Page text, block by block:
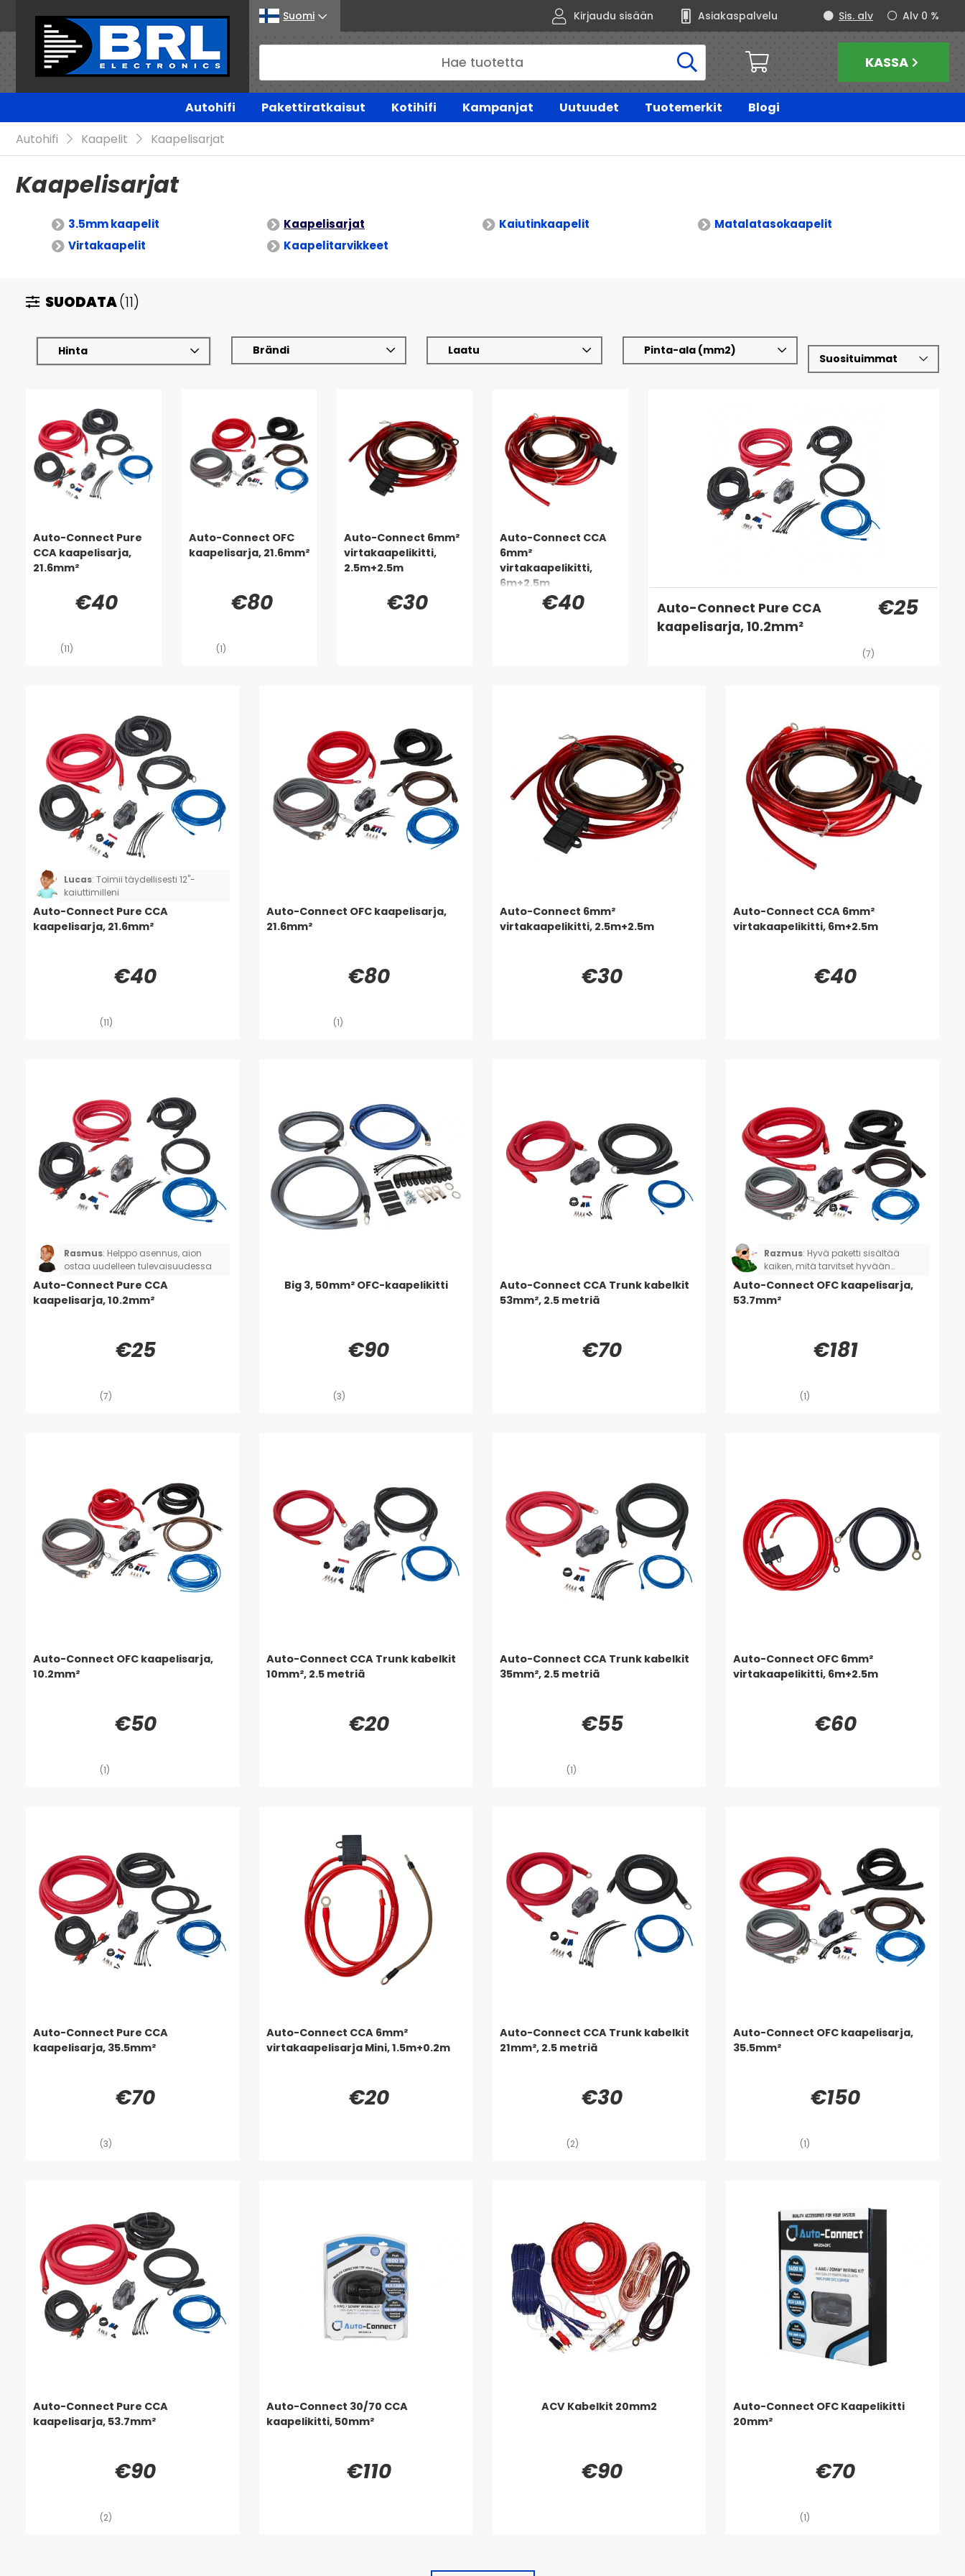
Suomi Kirjaudu sisään Asiakaspalvelu Alv 0 %
Sis. alv
KASSA
Autohifi Pakettiratkaisut Kotihifi Kampanjat Uutuudet Tuotemerkit
Blogi
Autohifi
Kaapelit Kaapelisarjat
Kaapelisarjat
3.5mm kaapelit Kaapelisarjat Kaiutinkaapelit
Matalatasokaapelit
Virtakaapelit
Kaapelitarvikkeet
SUODATA(11)
Hinta Brändi Laatu Pinta-ala (mm2)
Auto-Connect Pure
CCA kaapelisarja,
21.6mm²
€40
(11)
Auto-Connect OFC
kaapelisarja, 21.6mm²
€80
(1)
Auto-Connect 6mm²
virtakaapelikitti,
2.5m+2.5m
€30
Auto-Connect CCA
6mm²
virtakaapelikitti,
6m+2.5m
€40
Auto-Connect Pure CCA
kaapelisarja, 10.2mm²
€25
(7)
Lucas: Toimii täydellisesti 12"-
kaiuttimilleni
Auto-Connect Pure CCA
kaapelisarja, 21.6mm²
€40
(11)
Auto-Connect OFC kaapelisarja,
21.6mm²
€80
(1)
Auto-Connect 6mm²
virtakaapelikitti, 2.5m+2.5m
€30
Auto-Connect CCA 6mm²
virtakaapelikitti, 6m+2.5m
€40
Rasmus: Helppo asennus, aion
ostaa uudelleen tulevaisuudessa
Auto-Connect Pure CCA
kaapelisarja, 10.2mm²
€25
(7)
Big 3, 50mm² OFC-kaapelikitti
€90
(3)
Auto-Connect CCA Trunk kabelkit
53mm², 2.5 metriä
€70
Razmus: Hyvä paketti sisältää
kaiken, mitä tarvitset hyvään
liitäntään pääteasteelle.
Auto-Connect OFC kaapelisarja,
53.7mm²
€181
(1)
Auto-Connect OFC kaapelisarja,
10.2mm²
€50
(1)
Auto-Connect CCA Trunk kabelkit
10mm², 2.5 metriä
€20
Auto-Connect CCA Trunk kabelkit
35mm², 2.5 metriä
€55
(1)
Auto-Connect OFC 6mm²
virtakaapelikitti, 6m+2.5m
€60
Auto-Connect Pure CCA
kaapelisarja, 35.5mm²
€70
(3)
Auto-Connect CCA 6mm²
virtakaapelisarja Mini, 1.5m+0.2m
€20
Auto-Connect CCA Trunk kabelkit
21mm², 2.5 metriä
€30
(2)
Auto-Connect OFC kaapelisarja,
35.5mm²
€150
(1)
Auto-Connect Pure CCA
kaapelisarja, 53.7mm²
€90
(2)
Auto-Connect 30/70 CCA
kaapelikitti, 50mm²
€110
ACV Kabelkit 20mm2
€90
Auto-Connect OFC Kaapelikitti
20mm²
€70
(1)